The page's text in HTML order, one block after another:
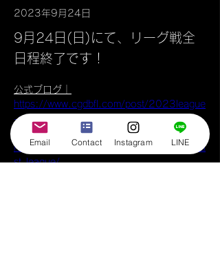
2023年9月24日
9月24日(日)にて、リーグ戦全
日程終了です！
公式ブログ｜
https://www.cgdbfl.com/post/2023league
-ends
公式Instagram｜
https://www.instagram.com/dream_ball_fea
st_league/
Email Contact Instagram LINE